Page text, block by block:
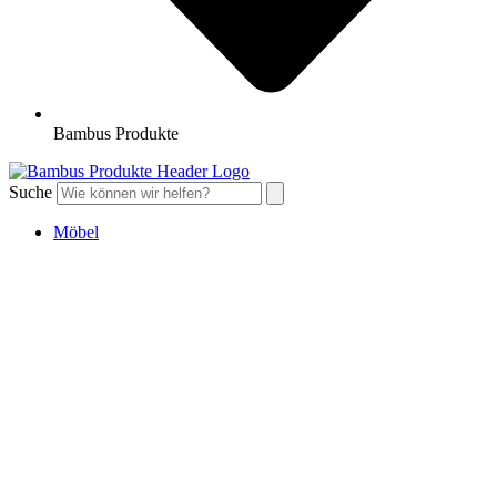
Bambus Produkte
Suche
Möbel